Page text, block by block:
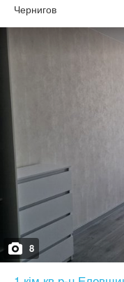
двоконтурний газовий
будинком є парковка,
магазини,
домовимось про
Чернигов
8